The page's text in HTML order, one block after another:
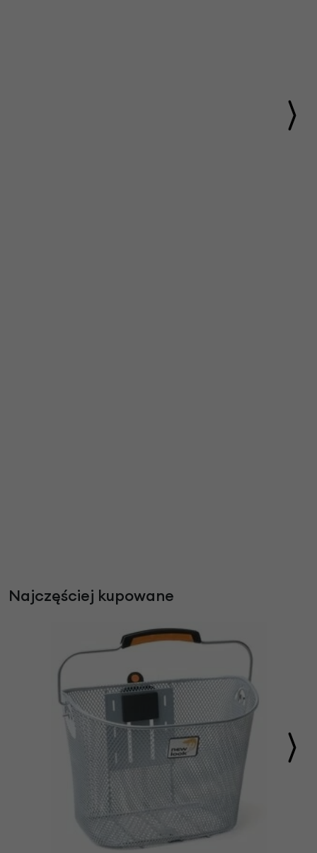
Najczęściej kupowane